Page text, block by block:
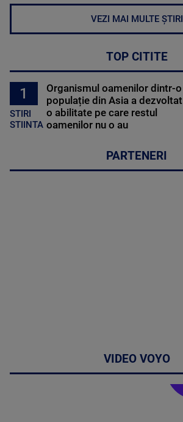
VEZI MAI MULTE ȘTIRI
TOP CITITE
1
STIRI
STIINTA
Organismul oamenilor dintr-o
populație din Asia a dezvoltat
o abilitate pe care restul
oamenilor nu o au
PARTENERI
VIDEO VOYO